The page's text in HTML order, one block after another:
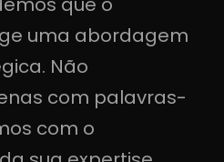
uma abordagem
Não
com palavras-
com o